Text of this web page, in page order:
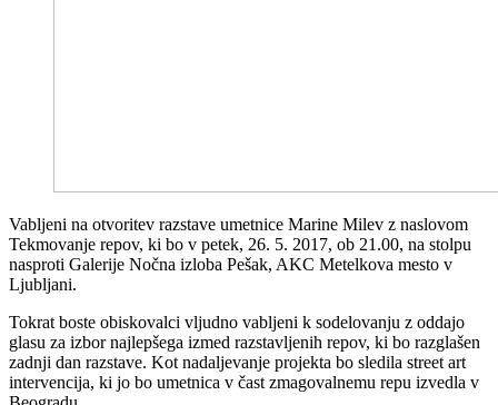
Vabljeni na otvoritev razstave umetnice Marine Milev z naslovom
Tekmovanje repov, ki bo v petek, 26. 5. 2017, ob 21.00, na stolpu
nasproti Galerije Nočna izloba Pešak, AKC Metelkova mesto v
Ljubljani.
Tokrat boste obiskovalci vljudno vabljeni k sodelovanju z oddajo
glasu za izbor najlepšega izmed razstavljenih repov, ki bo razglašen
zadnji dan razstave. Kot nadaljevanje projekta bo sledila street art
intervencija, ki jo bo umetnica v čast zmagovalnemu repu izvedla v